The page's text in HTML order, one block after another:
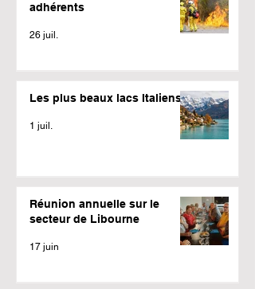
adhérents
26 juil.
Les plus beaux lacs Italiens
1 juil.
Réunion annuelle sur le
secteur de Libourne
17 juin